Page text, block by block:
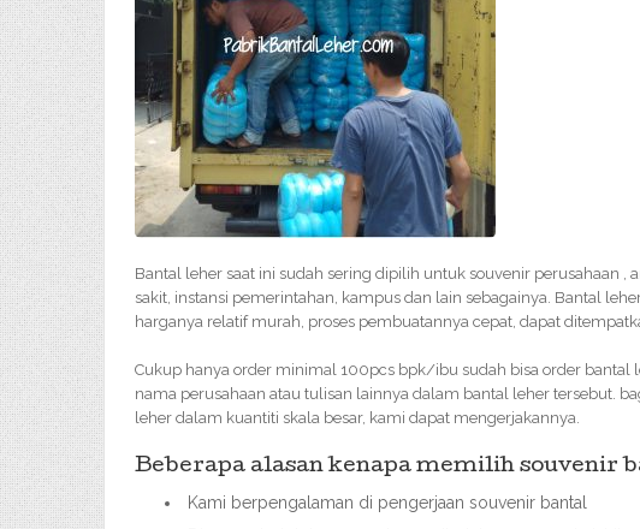
Bantal leher saat ini sudah sering dipilih untuk souvenir perusahaan ,
sakit, instansi pemerintahan, kampus dan lain sebagainya. Bantal
harganya relatif murah, proses pembuatannya cepat, dapat
Cukup hanya order minimal 100pcs bpk/ibu sudah bisa order bantal
nama perusahaan atau tulisan lainnya dalam bantal leher tersebut.
leher dalam kuantiti skala besar, kami dapat mengerjakannya.
Beberapa alasan kenapa memilih souvenir
Kami berpengalaman di pengerjaan souvenir bantal